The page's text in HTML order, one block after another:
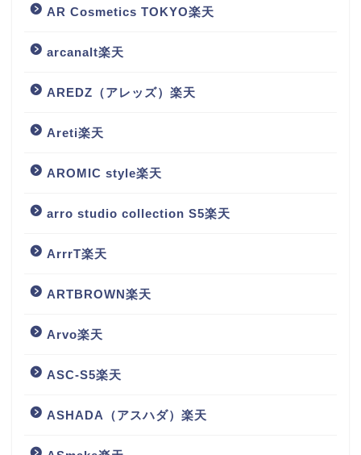
AR Cosmetics TOKYO楽天
arcanalt楽天
AREDZ（アレッズ）楽天
Areti楽天
AROMIC style楽天
arro studio collection S5楽天
ArrrT楽天
ARTBROWN楽天
Arvo楽天
ASC-S5楽天
ASHADA（アスハダ）楽天